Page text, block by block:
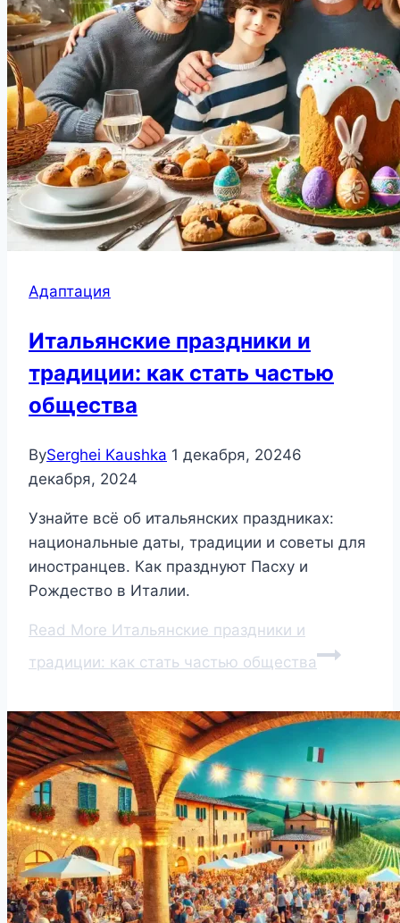
Адаптация
Итальянские праздники и
традиции: как стать частью
общества
BySerghei Kaushka 1 декабря, 20246
декабря, 2024
Узнайте всё об итальянских праздниках:
национальные даты, традиции и советы для
иностранцев. Как празднуют Пасху и
Рождество в Италии.
Read More Итальянские праздники и
традиции: как стать частью общества